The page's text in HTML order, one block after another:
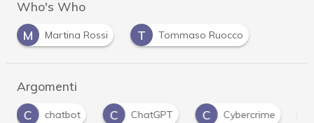
Who's Who
M
Martina Rossi T Tommaso Ruocco
Argomenti
C
ChatGPT C Cybercrime F frodi